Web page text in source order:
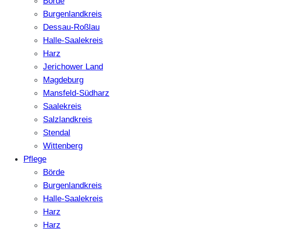
Burgenlandkreis
Dessau-Roßlau
Halle-Saalekreis
Harz
Jerichower Land
Magdeburg
Mansfeld-Südharz
Saalekreis
Salzlandkreis
Stendal
Wittenberg
Pflege
Börde
Burgenlandkreis
Halle-Saalekreis
Harz
Harz